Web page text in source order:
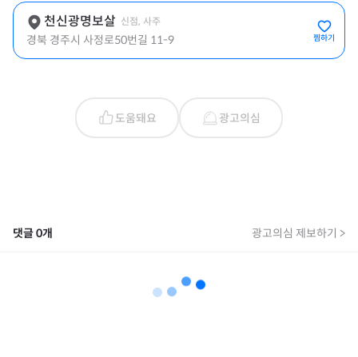
천신광명보살 신점, 사주
경북 경주시 사정로50번길 11-9 찜하기
도움돼요 광고의심
댓글0개 광고의심 제보하기 >